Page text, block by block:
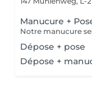
Manucure +
Dépose + pose
Dépose +